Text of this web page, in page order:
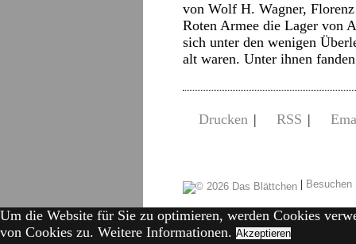
von Wolf H. Wagner,
Roten Armee die Lager von
sich unter den wenigen
alt waren. Unter ihnen
Drucken | RSS |
|
Um die Website für Sie zu optimieren, werden Cookies
von Cookies zu. Weitere Informationen. Akzeptieren